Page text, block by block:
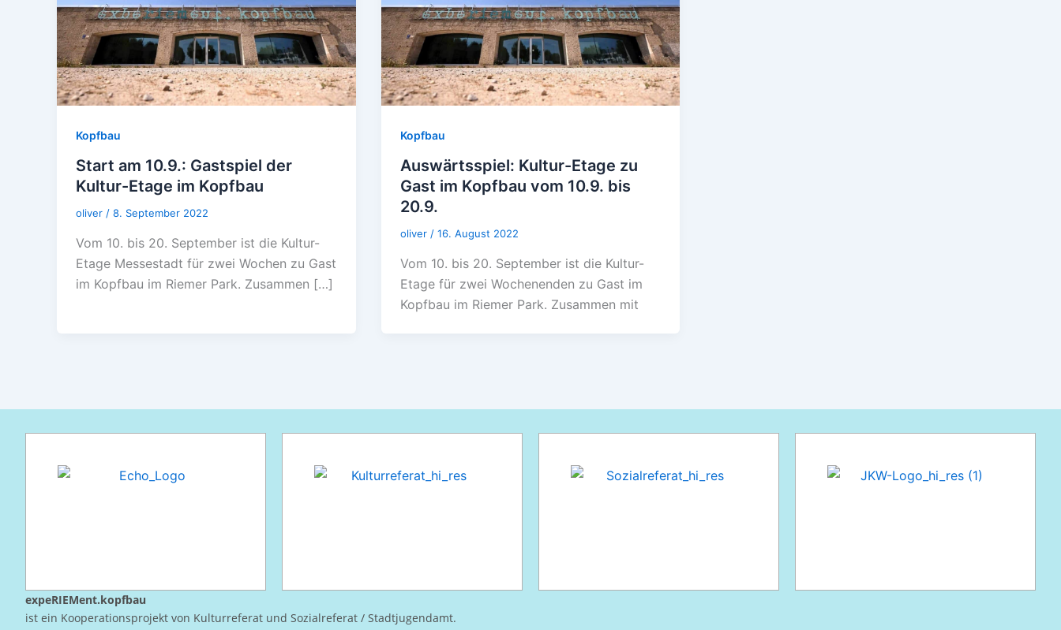
Kopfbau
Start am 10.9.: Gastspiel der
Kultur-Etage im Kopfbau
oliver / 8. September 2022
Vom 10. bis 20. September ist die Kultur-
Etage Messestadt für zwei Wochen zu Gast
im Kopfbau im Riemer Park. Zusammen […]
Kopfbau
Auswärtsspiel: Kultur-Etage zu
Gast im Kopfbau vom 10.9. bis
20.9.
oliver / 16. August 2022
Vom 10. bis 20. September ist die Kultur-
Etage für zwei Wochenenden zu Gast im
Kopfbau im Riemer Park. Zusammen mit
expeRIEMent.kopfbau
ist ein Kooperationsprojekt von Kulturreferat und Sozialreferat / Stadtjugendamt.